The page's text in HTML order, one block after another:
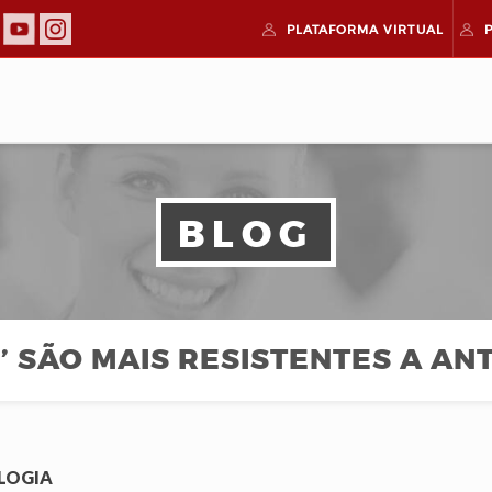
PLATAFORMAVIRTUAL
BLOG
SÃO MAIS RESISTENTES A